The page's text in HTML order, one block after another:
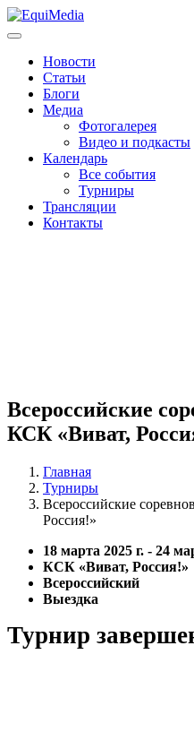
Новости
Статьи
Блоги
Медиа
Фотогалерея
Видео и подкасты
Календарь
Все события
Турниры
Трансляции
Контакты
Всероссийские
КСК «Виват,
Главная
Турниры
Всероссийские
Россия!»
18 марта 2025 г. - 24
КСК «Виват, Россия!»
Всероссийский
Выездка
Турнир